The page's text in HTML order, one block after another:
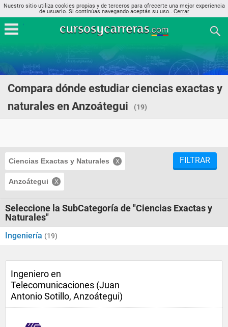
Nuestro sitio utiliza cookies propias y de terceros para ofrecerte una mejor experiencia
de usuario. Si continúas navegando aceptás su uso.. Cerrar
Compara dónde estudiar ciencias exactas y
naturales en Anzoátegui
(19)
Ciencias Exactas y Naturales
Anzoátegui
FILTRAR
Seleccione la SubCategoría de "Ciencias Exactas y
Naturales"
Ingeniería (19)
Ingeniero en
Telecomunicaciones (Juan
Antonio Sotillo, Anzoátegui)